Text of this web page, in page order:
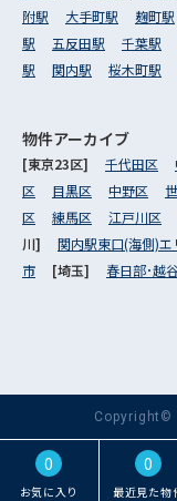
0
お気に入り
0
最近見た物
附駅
大手町駅 麹町駅
駅
五反田駅 千葉駅
駅
関内駅 桜木町駅
物件アーカイブ
[東京23区] 千代田区
区
目黒区 中野区
区
練馬区 江戸川区
川] 関内駅東口(海側)エ
市
[埼玉] 春日部･越
Copyright©